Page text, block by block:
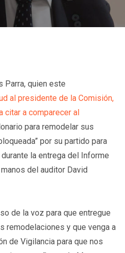
Parra, quien este
al presidente de la Comisión,
citar a comparecer al
para remodelar sus
por su partido para
la entrega del Informe
del auditor David
de la voz para que entregue
remodelaciones y que venga a
de Vigilancia para que nos